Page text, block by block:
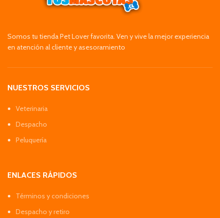
Somos tu tienda Pet Lover favorita. Ven y vive la mejor experiencia
en atención al cliente y asesoramiento
NUESTROS SERVICIOS
Veterinaria
Despacho
Peluquería
ENLACES RÁPIDOS
Términos y condiciones
Despacho y retiro